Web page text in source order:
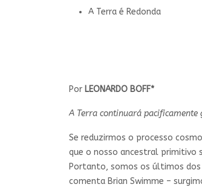
A Terra é Redonda
Por LEONARDO BOFF*
A Terra continuará
Se reduzirmos o processo
que o nosso ancestral primitivo
Portanto, somos os últimos
comenta Brian Swimme –